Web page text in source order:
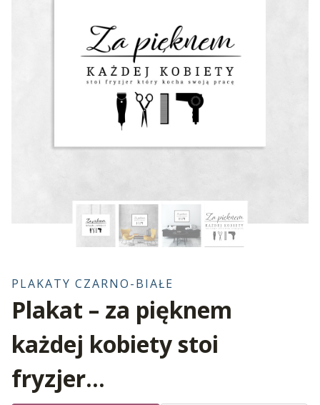
PLAKATY CZARNO-BIAŁE
Plakat – za pięknem
każdej kobiety stoi
fryzjer…